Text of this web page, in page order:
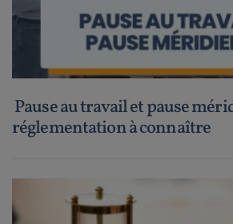
Pause au travail et pause
réglementation à connaître